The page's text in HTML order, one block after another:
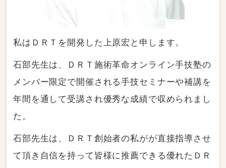
私はＤＲＴを開発した上原宏と申します。
石部先生は、ＤＲＴ施術革命オンライン手技塾の
メンバー限定で開催される手技セミナーや補講を
年間を通して受講され優秀な成績で収められまし
た。
石部先生は、ＤＲＴ創始者の私がが直接指導させ
て頂き自信を持って皆様に推薦できる優れたＤＲ